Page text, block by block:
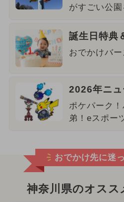
がすごい公園
誕生日特典
おでかけバ
2026年ニュ
ポケパーク
弟！eスポー
おでかけ先に迷
神奈川県のオスス